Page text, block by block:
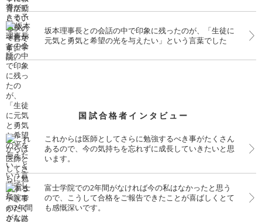
坂本理事長との会話の中で印象に残ったのが、「生徒に
元気と勇気と希望の光を与えたい」という言葉でした
国試合格者インタビュー
これからは医師としてさらに勉強するべき事がたくさん
あるので、今の気持ちを忘れずに成長していきたいと思
います。
富士学院での2年間がなければ今の私はなかったと思う
ので、こうして合格をご報告できたことが喜ばしくとて
も感慨深いです。